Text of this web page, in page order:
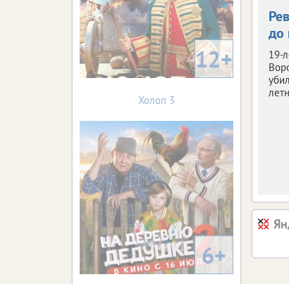
до
19-
12+
Холоп 3
6+